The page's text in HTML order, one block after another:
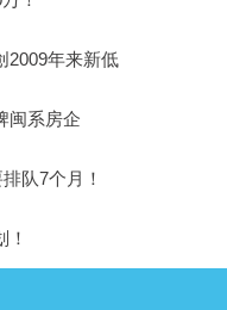
2009年来新低
闽系房企
队7个月！